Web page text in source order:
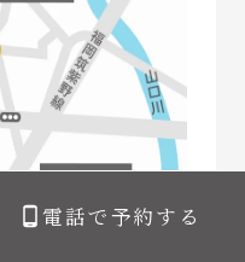
電話で予約する